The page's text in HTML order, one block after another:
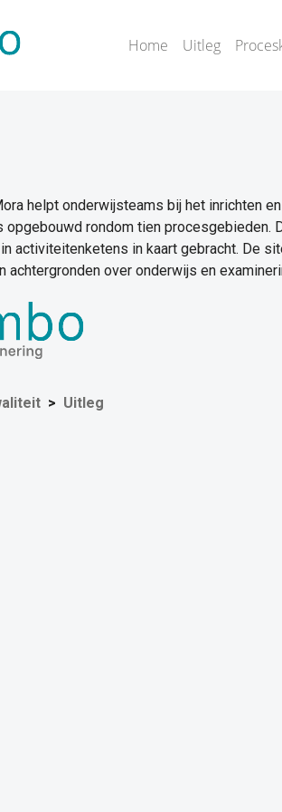
Home Uitleg
helpt onderwijsteams bij het inrichten
opgebouwd rondom tien procesgebieden.
activiteitenketens in kaart gebracht. De
achtergronden over onderwijs en
Uitleg